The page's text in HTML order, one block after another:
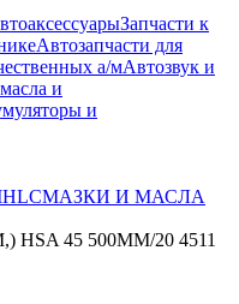
Запчасти к
Автозапчасти для
а/мАвтозвук и
и
и
СМАЗКИ И МАСЛА
45 500ММ/20 4511